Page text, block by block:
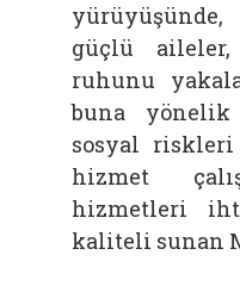
güçlü
ruhunu
buna yönelik
sosyal
hizmet
hizmetleri
kaliteli sunan